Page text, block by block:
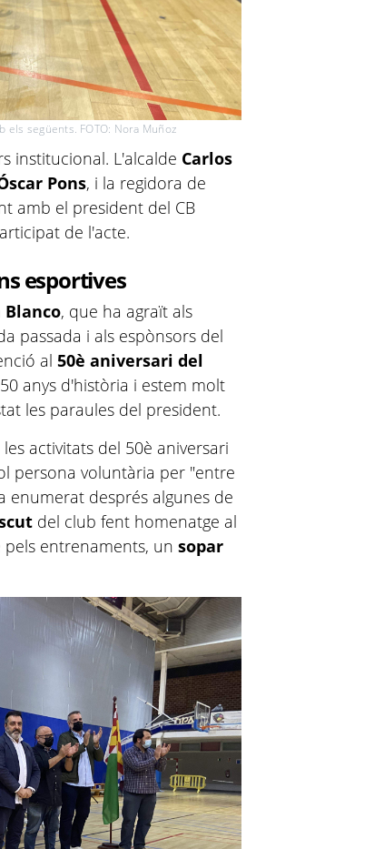
següents. FOTO: Nora Muñoz
institucional. L'alcalde Carlos
Pons, i la regidora de
amb el president del CB
de l'acte.
esportives
Blanco, que ha agraït als
passada i als espònsors del
al50è aniversari del
anys d'història i estem molt
les paraules del president.
activitats del 50è aniversari
persona voluntària per "entre
enumerat després algunes de
del club fent homenatge al
pels entrenaments, unsopar